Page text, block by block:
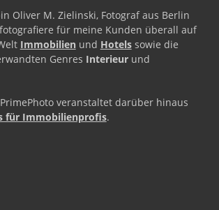
Oliver M. Zielinski, Fotograf aus Berlin
für meine Kunden überall auf
Immobilienund Hotelssowie die
Genres Interieurund
veranstaltet darüber hinaus
für Immobilienprofis.